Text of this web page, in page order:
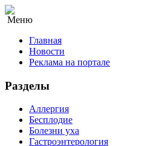
Меню
Главная
Новости
Реклама на портале
Разделы
Аллергия
Бесплодие
Болезни уха
Гастроэнтерология